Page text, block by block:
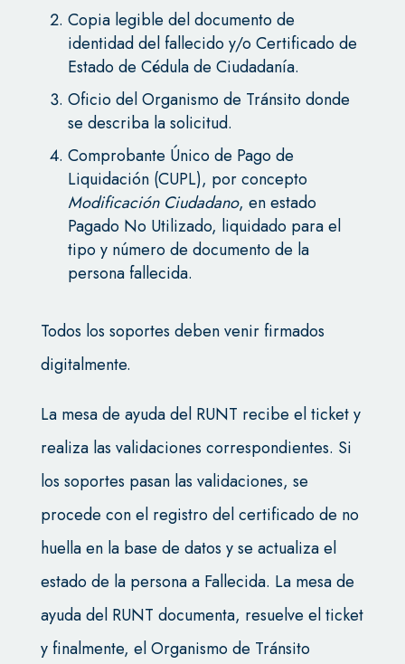
Copia legible del documento de
identidad del fallecido y/o Certificado de
Estado de Cédula de Ciudadanía.
Oficio del Organismo de Tránsito donde
se describa la solicitud.
Comprobante Único de Pago de
Liquidación (CUPL), por concepto
Modificación Ciudadano, en estado
Pagado No Utilizado, liquidado para el
tipo y número de documento de la
persona fallecida.
Todos los soportes deben venir firmados
digitalmente.
La mesa de ayuda del RUNT recibe el ticket y
realiza las validaciones correspondientes. Si
los soportes pasan las validaciones, se
procede con el registro del certificado de no
huella en la base de datos y se actualiza el
estado de la persona a Fallecida. La mesa de
ayuda del RUNT documenta, resuelve el ticket
y finalmente, el Organismo de Tránsito